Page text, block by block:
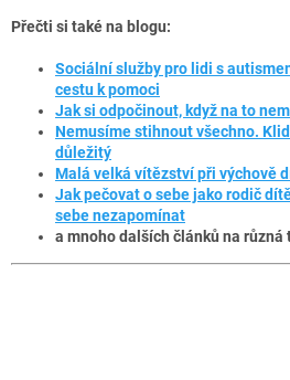
Přečti si také na blogu:
Sociální služby pro lidi s
cestu k pomoci
Jak si odpočinout, když na to
Nemusíme stihnout všechno.
důležitý
Malá velká vítězství při výchově
Jak pečovat o sebe jako rodič
sebe nezapomínat
a mnoho dalších článků na různá